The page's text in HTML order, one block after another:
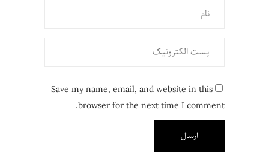
Save my name, email, and website in this
browser for the next time I comment.